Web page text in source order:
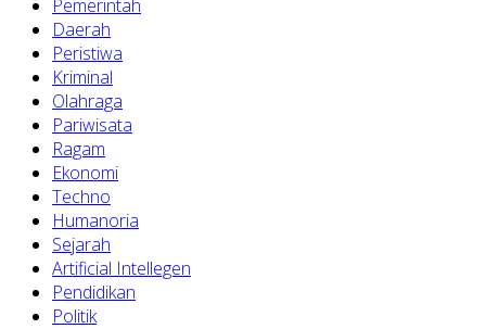
Pemerintah
Daerah
Peristiwa
Kriminal
Olahraga
Pariwisata
Ragam
Ekonomi
Techno
Humanoria
Sejarah
Artificial Intellegen
Pendidikan
Politik